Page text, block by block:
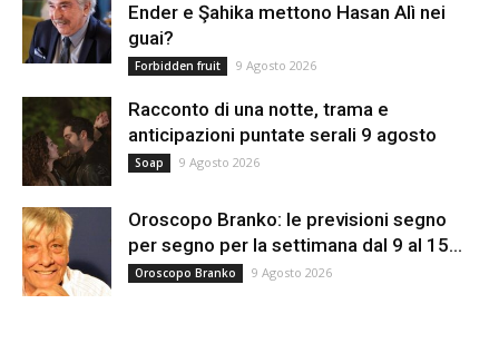
Ender e Şahika mettono Hasan Alì nei
guai?
Forbidden fruit 9 Agosto 2026
Racconto di una notte, trama e
anticipazioni puntate serali 9 agosto
Soap 9 Agosto 2026
Oroscopo Branko: le previsioni segno
per segno per la settimana dal 9 al 15...
Oroscopo Branko 9 Agosto 2026